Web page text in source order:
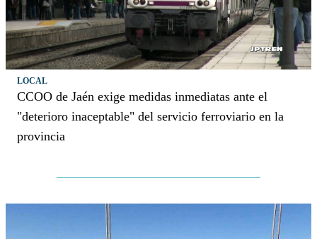
LOCAL
CCOO de Jaén exige medidas inmediatas ante el
"deterioro inaceptable" del servicio ferroviario en la
provincia